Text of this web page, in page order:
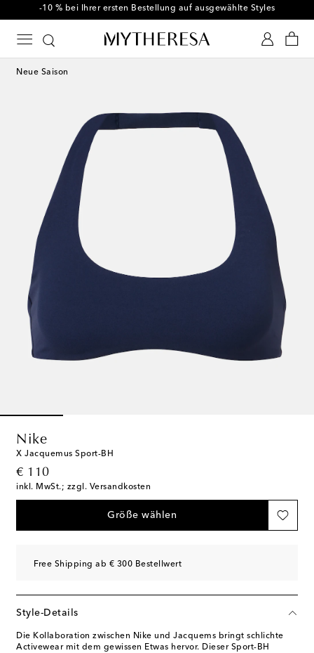
-10 % bei Ihrer ersten Bestellung auf ausgewählte Styles
Neue Saison
Nike
X Jacquemus Sport-BH
€ 110
original price
inkl. MwSt.; zzgl. Versandkosten
Größe wählen
Free Shipping ab € 300 Bestellwert
Style-Details
Die Kollaboration zwischen Nike und Jacquems bringt schlichte
Activewear mit dem gewissen Etwas hervor. Dieser Sport-BH